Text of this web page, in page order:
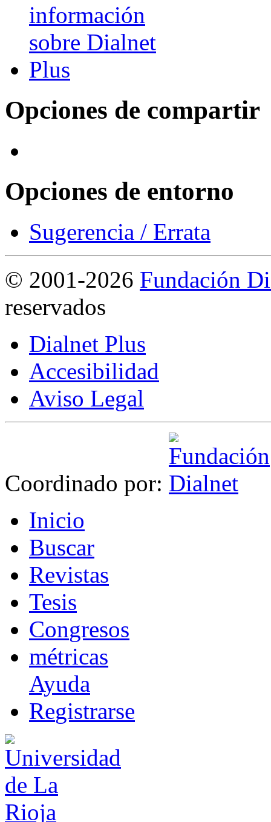
Opciones de compartir
Opciones de entorno
Sugerencia / Errata
© 2001-2026 Fundación
reservados
Dialnet Plus
Accesibilidad
Aviso Legal
Coordinado por:
Inicio
Buscar
Revistas
Tesis
Congresos
métricas
Ayuda
Registrarse